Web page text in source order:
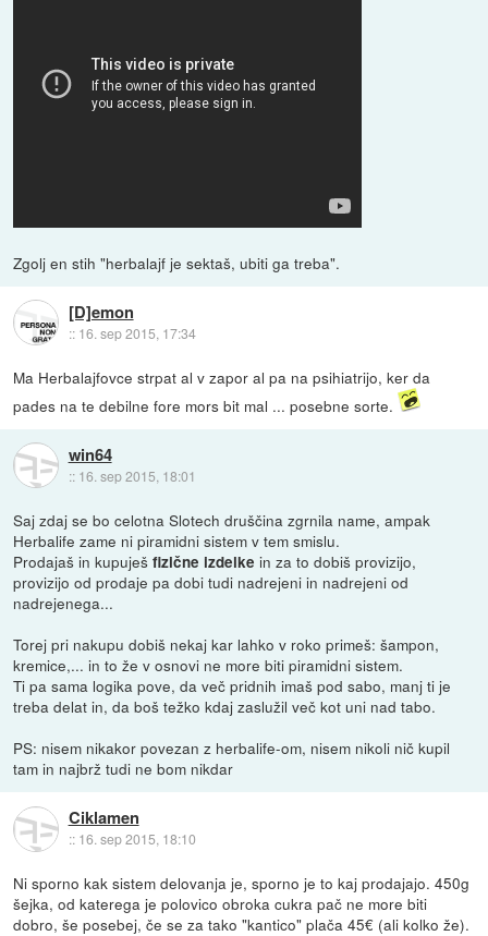
Zgolj en stih "herbalajf je sektaš, ubiti ga treba".
[D]emon
:: 16. sep 2015, 17:34
Ma Herbalajfovce strpat al v zapor al pa na psihiatrijo, ker da
pades na te debilne fore mors bit mal ... posebne sorte.
win64
:: 16. sep 2015, 18:01
Saj zdaj se bo celotna Slotech druščina zgrnila name, ampak
Herbalife zame ni piramidni sistem v tem smislu.
Prodajaš in kupuješfizične izdelke in za to dobiš provizijo,
provizijo od prodaje pa dobi tudi nadrejeni in nadrejeni od
nadrejenega...
Torej pri nakupu dobiš nekaj kar lahko v roko primeš: šampon,
kremice,... in to že v osnovi ne more biti piramidni sistem.
Ti pa sama logika pove, da več pridnih imaš pod sabo, manj ti je
treba delat in, da boš težko kdaj zaslužil več kot uni nad tabo.
PS: nisem nikakor povezan z herbalife-om, nisem nikoli nič kupil
tam in najbrž tudi ne bom nikdar
Ciklamen
:: 16. sep 2015, 18:10
Ni sporno kak sistem delovanja je, sporno je to kaj prodajajo. 450g
šejka, od katerega je polovico obroka cukra pač ne more biti
dobro, še posebej, če se za tako "kantico" plača 45€ (ali kolko že).